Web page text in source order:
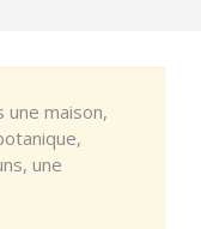
une maison,
une